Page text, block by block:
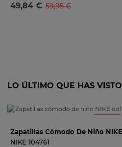
Selecciona una talla
49,84 € 59,95 €
LO ÚLTIMO QUE HAS VISTO
19.5
No está mi talla AVISADME
NIKE 104761